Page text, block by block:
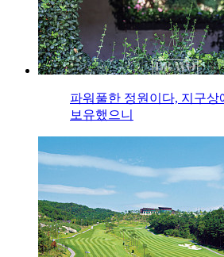
파워풀한 정원이다, 지구상
보유했으니